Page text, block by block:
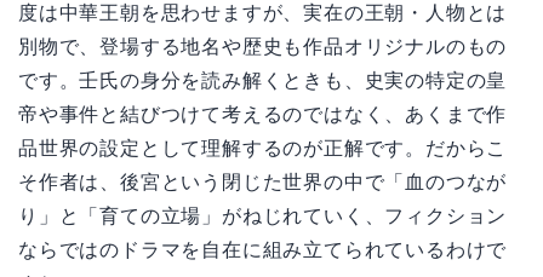
度は中華王朝を思わせますが、実在の王朝・人物とは
別物で、登場する地名や歴史も作品オリジナルのもの
です。壬氏の身分を読み解くときも、史実の特定の皇
帝や事件と結びつけて考えるのではなく、あくまで作
品世界の設定として理解するのが正解です。だからこ
そ作者は、後宮という閉じた世界の中で「血のつなが
り」と「育ての立場」がねじれていく、フィクション
ならではのドラマを自在に組み立てられているわけで